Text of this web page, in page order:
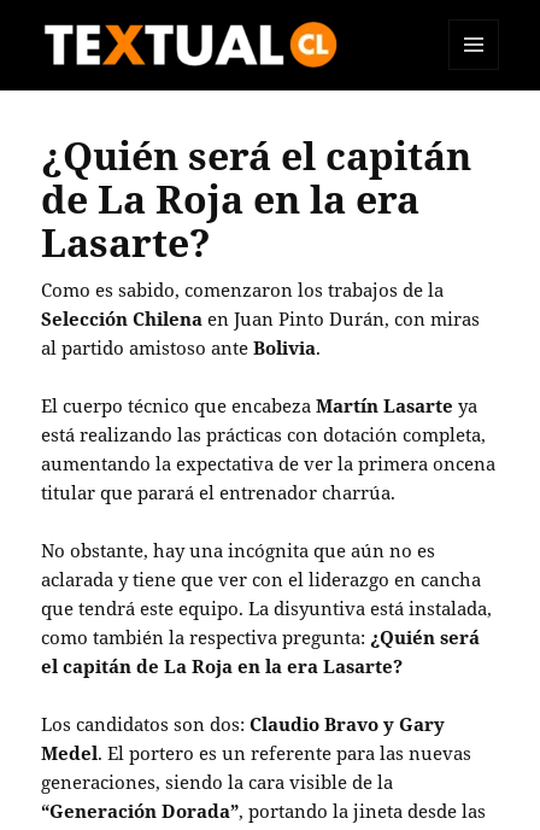
¿Quién será el capitán
de La Roja en la era
Lasarte?
Como es sabido, comenzaron los trabajos de la
Selección Chilena en Juan Pinto Durán, con miras
al partido amistoso anteBolivia.
El cuerpo técnico que encabezaMartín Lasarte ya
está realizando las prácticas con dotación completa,
aumentando la expectativa de ver la primera oncena
titular que parará el entrenador charrúa.
No obstante, hay una incógnita que aún no es
aclarada y tiene que ver con el liderazgo en cancha
que tendrá este equipo. La disyuntiva está instalada,
como también la respectiva pregunta: ¿Quién será
el capitán de La Roja en la era Lasarte?
Los candidatos son dos:Claudio Bravo y Gary
Medel. El portero es un referente para las nuevas
generaciones, siendo la cara visible de la
“Generación Dorada”, portando la jineta desde las